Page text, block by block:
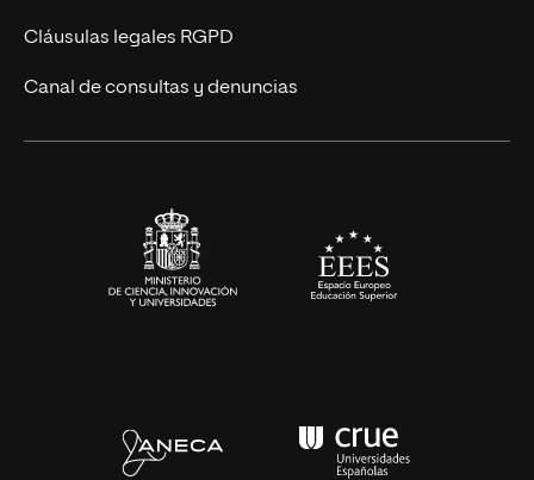
UNIR Revista
Eventos
Cláusulas legales RGPD
Canal de consultas y denuncias